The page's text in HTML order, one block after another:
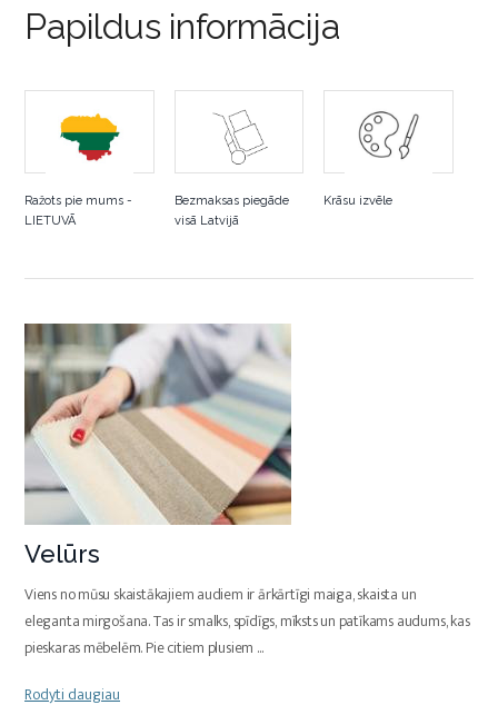
Papildus informācija
Ražots pie mums -
LIETUVĀ
Bezmaksas piegāde
visā Latvijā
Krāsu izvēle
Velūrs
Viens no mūsu skaistākajiem audiem ir ārkārtīgi maiga, skaista un
eleganta mirgošana. Tas ir smalks, spīdīgs, mīksts un patīkams audums, kas
pieskaras mēbelēm. Pie citiem plusiem ...
Rodyti daugiau